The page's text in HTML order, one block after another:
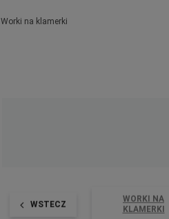
Worki na klamerki
WSTECZ
WORKI NA
KLAMERKI